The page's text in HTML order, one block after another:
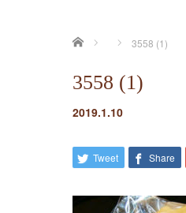
ホーム 3558 (1)
3558 (1)
2019.1.10
Tweet Share